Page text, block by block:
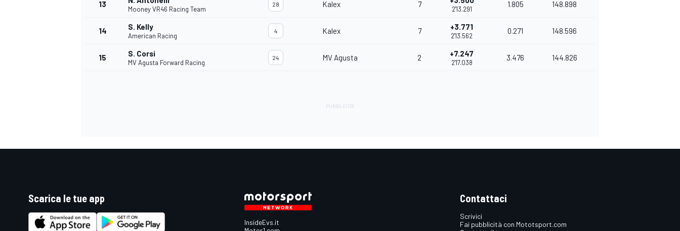
13
Mooney VR46 Racing Team
28 Kalex 7
2'13.291
1.805 148.898
14 S. Kelly
American Racing
4 Kalex 7 +3.771
2'13.562
0.271 148.596
15 S. Corsi
MV Agusta Forward Racing
24 MV Agusta 2 +7.247
2'17.038
3.476 144.826
Scarica le tue app
InsideEvs.it
Contattaci
Scrivici
Fai pubblicità con Mototsport.com